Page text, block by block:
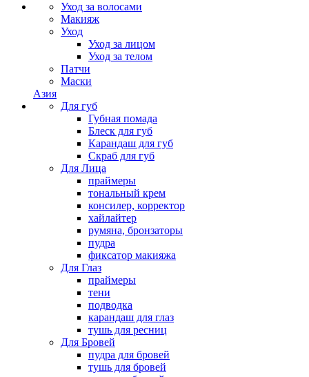
Уход за волосами
Макияж
Уход
Уход за лицом
Уход за телом
Патчи
Маски
Азия
Для губ
Губная помада
Блеск для губ
Карандаш для губ
Скраб для губ
Для Лица
праймеры
тональный крем
консилер, корректор
хайлайтер
румяна, бронзаторы
пудра
фиксатор макияжа
Для Глаз
праймеры
тени
подводка
карандаш для глаз
тушь для ресниц
Для Бровей
пудра для бровей
тушь для бровей